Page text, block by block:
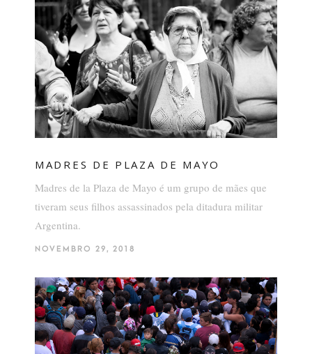
MADRES DE PLAZA DE MAYO
Madres de la Plaza de Mayo é um grupo de mães que
tiveram seus filhos assassinados pela ditadura militar
Argentina.
NOVEMBRO 29, 2018